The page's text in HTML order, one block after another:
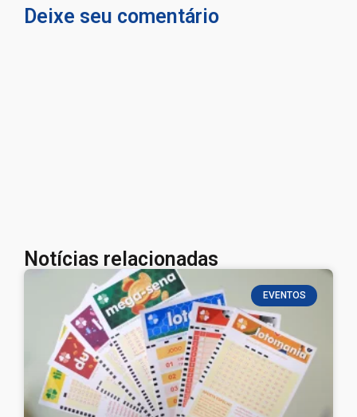
Deixe seu comentário
Notícias relacionadas
EVENTOS